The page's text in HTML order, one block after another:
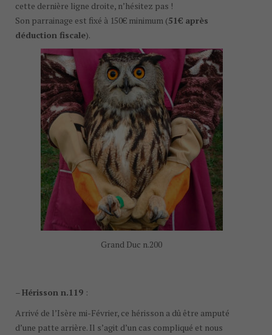
cette dernière ligne droite, n’hésitez pas !
Son parrainage est fixé à 150€ minimum (51€ après
déduction fiscale).
Grand Duc n.200
–Hérisson n.119 :
Arrivé de l’Isère mi-Février, ce hérisson a dû être amputé
d’une patte arrière. Il s’agit d’un cas compliqué et nous